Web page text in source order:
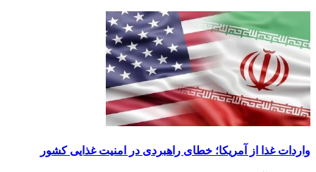
واردات غذا از آمریکا؛ خطای راهبردی در امنیت غذایی کشور